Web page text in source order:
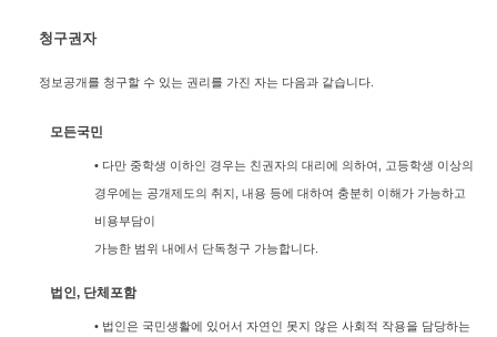
청구권자
정보공개를 청구할 수 있는 권리를 가진 자는 다음과 같습니다.
모든국민
• 다만 중학생 이하인 경우는 친권자의 대리에 의하여, 고등학생 이상의
경우에는 공개제도의 취지, 내용 등에 대하여 충분히 이해가 가능하고
비용부담이
가능한 범위 내에서 단독청구 가능합니다.
법인, 단체포함
• 법인은 국민생활에 있어서 자연인 못지 않은 사회적 작용을 담당하는